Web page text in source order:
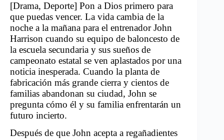
[Drama, Deporte] Pon a Dios primero para
que puedas vencer. La vida cambia de la
noche a la mañana para el entrenador John
Harrison cuando su equipo de baloncesto de
la escuela secundaria y sus sueños de
campeonato estatal se ven aplastados por una
noticia inesperada. Cuando la planta de
fabricación más grande cierra y cientos de
familias abandonan su ciudad, John se
pregunta cómo él y su familia enfrentarán un
futuro incierto.
Después de que John acepta a regañadientes